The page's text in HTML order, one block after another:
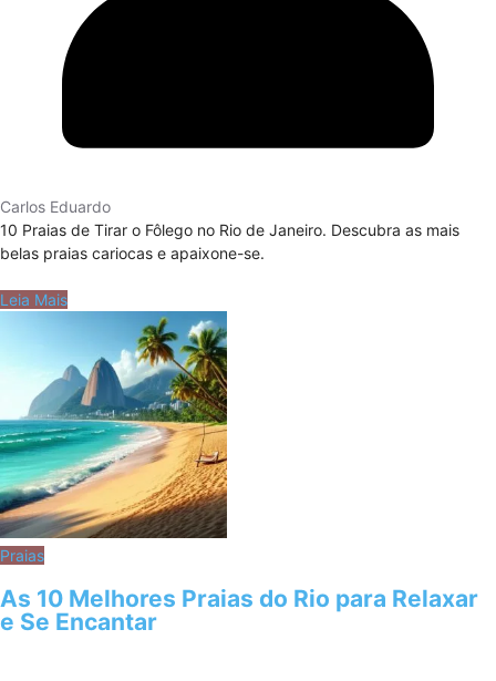
Carlos Eduardo
10 Praias de Tirar o Fôlego no Rio de Janeiro. Descubra as mais
belas praias cariocas e apaixone-se.
Leia Mais
Praias
As 10 Melhores Praias do Rio para Relaxar
e Se Encantar